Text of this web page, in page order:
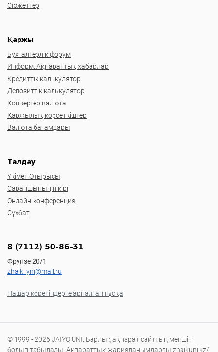
Сюжеттер
Қаржы
Бухгалтерлік форум
Информ. Ақпараттық хабарлар
Кредиттік калькулятор
Депозиттік калькулятор
Конвертер валюта
Қаржылық көрсеткіштер
Валюта бағамдары
Талдау
Үкімет Отырысы
Сарапшының пікірі
Онлайн-конференция
Сұхбат
8 (7112) 50-86-31
Фрунзе 20/1
zhaik_yni@mail.ru
Нашар көретіндерге арналған нұсқа
© 1999 - 2026 JAIYQ UNI. Барлық ақпарат сайттың меншігі
болып табылады. Ақпараттық жарияланымдарды zhaikuni.kz/